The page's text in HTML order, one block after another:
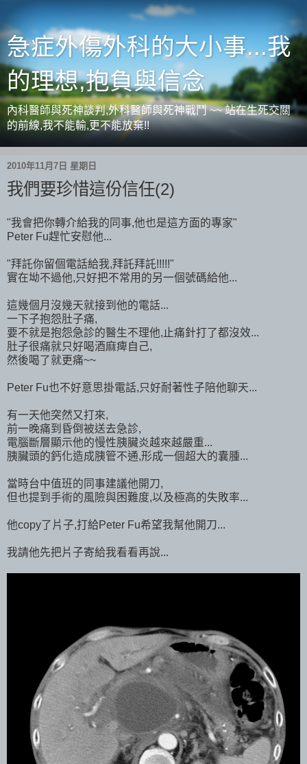
急症外傷外科的大小事...我
的理想,抱負與信念
內科醫師與死神談判,外科醫師與死神戰鬥 ~~ 站在生死交關
的前線,我不能輸,更不能放棄!!
2010年11月7日 星期日
我們要珍惜這份信任(2)
"我會把你轉介給我的同事,他也是這方面的專家"
Peter Fu趕忙安慰他...
"拜託你留個電話給我,拜託拜託!!!!!"
實在坳不過他,只好把不常用的另一個號碼給他...
這幾個月沒幾天就接到他的電話...
一下子抱怨肚子痛,
要不就是抱怨急診的醫生不理他,止痛針打了都沒效...
肚子很痛就只好喝酒麻痺自己,
然後喝了就更痛~~
Peter Fu也不好意思掛電話,只好耐著性子陪他聊天...
有一天他突然又打來,
前一晚痛到昏倒被送去急診,
電腦斷層顯示他的慢性胰臟炎越來越嚴重...
胰臟頭的鈣化造成胰管不通,形成一個超大的囊腫...
當時台中值班的同事建議他開刀,
但也提到手術的風險與困難度,以及極高的失敗率...
他copy了片子,打給Peter Fu希望我幫他開刀...
我請他先把片子寄給我看看再說...